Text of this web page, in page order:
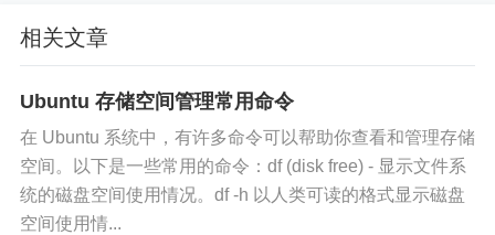
相关文章
Ubuntu 存储空间管理常用命令
在 Ubuntu 系统中，有许多命令可以帮助你查看和管理存储
空间。以下是一些常用的命令：df (disk free) - 显示文件系
统的磁盘空间使用情况。df -h 以人类可读的格式显示磁盘
空间使用情...